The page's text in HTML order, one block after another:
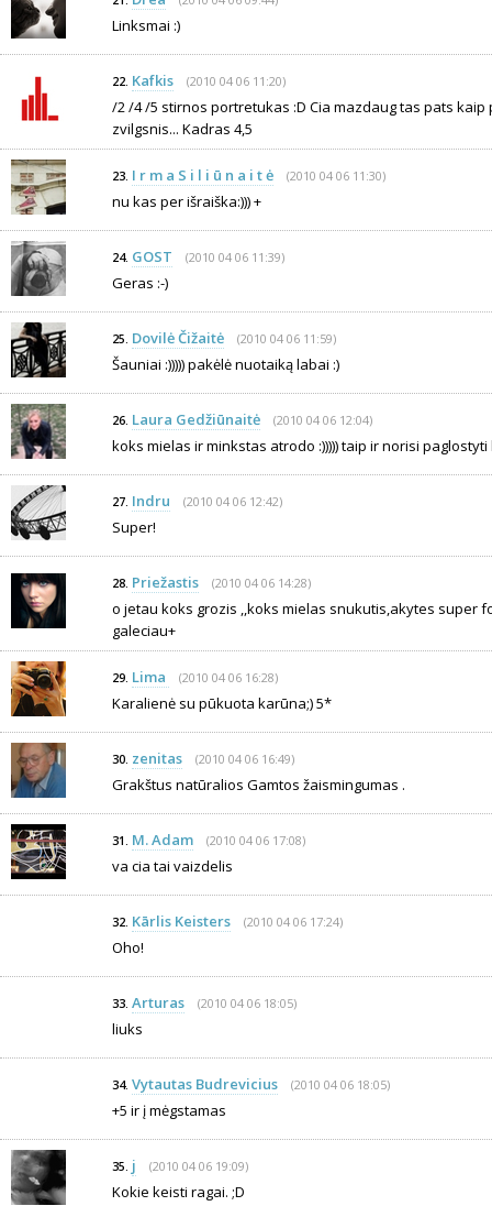
Linksmai :)
22. Kafkis (2010 04 06 11:20)
/2 /4 /5 stirnos portretukas :D Cia mazdaug tas pats
zvilgsnis... Kadras 4,5
23. I r m a S i l i ū n a i t ė (2010 04 06 11:30)
nu kas per išraiška:))) +
24. GOST (2010 04 06 11:39)
Geras :-)
25. Dovilė Čižaitė (2010 04 06 11:59)
Šauniai :))))) pakėlė nuotaiką labai :)
26. Laura Gedžiūnaitė (2010 04 06 12:04)
koks mielas ir minkstas atrodo :))))) taip ir norisi
27. Indru (2010 04 06 12:42)
Super!
28. Priežastis (2010 04 06 14:28)
o jetau koks grozis ,,koks mielas snukutis,akytes super
galeciau+
29. Lima (2010 04 06 16:28)
Karalienė su pūkuota karūna;) 5*
30. zenitas (2010 04 06 16:49)
Grakštus natūralios Gamtos žaismingumas .
31. M. Adam (2010 04 06 17:08)
va cia tai vaizdelis
32. Kārlis Keisters (2010 04 06 17:24)
Oho!
33. Arturas (2010 04 06 18:05)
liuks
34. Vytautas Budrevicius (2010 04 06 18:05)
+5 ir į mėgstamas
35. j (2010 04 06 19:09)
Kokie keisti ragai. ;D